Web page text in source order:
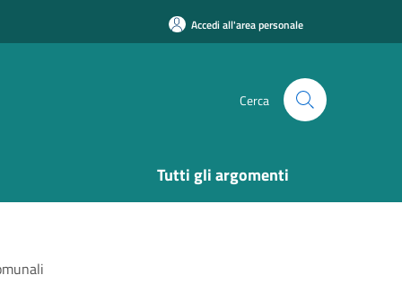
Accedi all'area personale
Cerca
Tutti gli argomenti